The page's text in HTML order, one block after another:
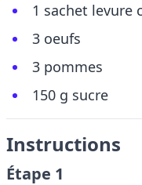
1 sachet levure
3 oeufs
3 pommes
150 g sucre
Instructions
Étape 1